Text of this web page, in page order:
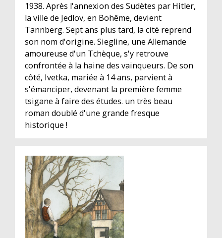
1938. Après l'annexion des Sudètes par Hitler,
la ville de Jedlov, en Bohême, devient
Tannberg. Sept ans plus tard, la cité reprend
son nom d'origine. Siegline, une Allemande
amoureuse d'un Tchèque, s'y retrouve
confrontée à la haine des vainqueurs. De son
côté, Ivetka, mariée à 14 ans, parvient à
s'émanciper, devenant la première femme
tsigane à faire des études. un très beau
roman doublé d'une grande fresque
historique !